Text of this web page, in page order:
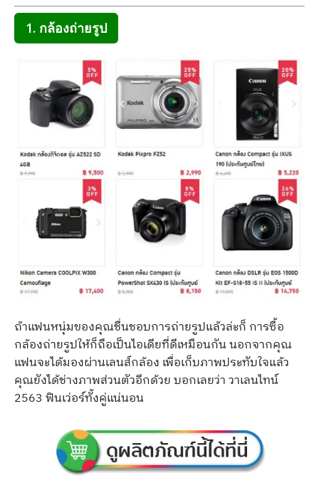
1. กล้องถ่ายรูป
ถ้าแฟนหนุ่มของคุณชื่นชอบการถ่ายรูปแล้วล่ะก็ การซื้อ
กล้องถ่ายรูปให้ก็ถือเป็นไอเดียที่ดีเหมือนกัน นอกจากคุณ
แฟนจะได้มองผ่านเลนส์กล้อง เพื่อเก็บภาพประทับใจแล้ว
คุณยังได้ช่างภาพส่วนตัวอีกด้วย บอกเลยว่า วาเลนไทน์
2563 ฟินเว่อร์ทั้งคู่แน่นอน